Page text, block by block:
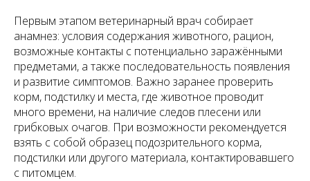
Первым этапом ветеринарный врач собирает
анамнез: условия содержания животного, рацион,
возможные контакты с потенциально заражёнными
предметами, а также последовательность появления
и развитие симптомов. Важно заранее проверить
корм, подстилку и места, где животное проводит
много времени, на наличие следов плесени или
грибковых очагов. При возможности рекомендуется
взять с собой образец подозрительного корма,
подстилки или другого материала, контактировавшего
с питомцем.